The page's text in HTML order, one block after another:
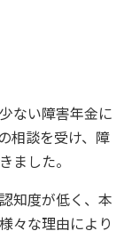
ない障害年金に
相談を受け、障
ました。
知度が低く、本
々な理由により